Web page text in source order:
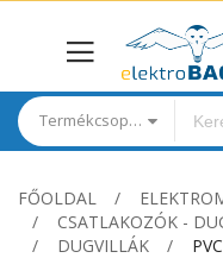
Termékcsoportok
FŐOLDAL
CSATLAKOZÓK -
DUGVILLÁK